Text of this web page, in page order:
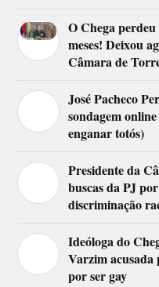
O Chega perdeu
meses! Deixou
Câmara de
José Pacheco
sondagem
enganar totós)
Presidente da
buscas da PJ
discriminação
Ideóloga do
Varzim acusada
por ser gay